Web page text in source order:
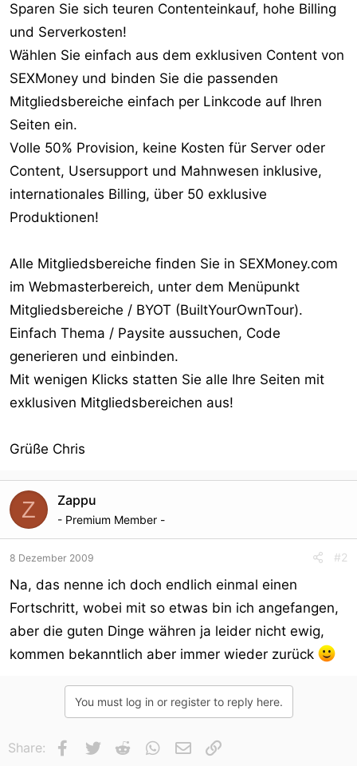
Sparen Sie sich teuren Contenteinkauf, hohe Billing
und Serverkosten!
Wählen Sie einfach aus dem exklusiven Content von
SEXMoney und binden Sie die passenden
Mitgliedsbereiche einfach per Linkcode auf Ihren
Seiten ein.
Volle 50% Provision, keine Kosten für Server oder
Content, Usersupport und Mahnwesen inklusive,
internationales Billing, über 50 exklusive
Produktionen!
Alle Mitgliedsbereiche finden Sie in SEXMoney.com
im Webmasterbereich, unter dem Menüpunkt
Mitgliedsbereiche / BYOT (BuiltYourOwnTour).
Einfach Thema / Paysite aussuchen, Code
generieren und einbinden.
Mit wenigen Klicks statten Sie alle Ihre Seiten mit
exklusiven Mitgliedsbereichen aus!
Grüße Chris
Z Zappu
- Premium Member -
8 Dezember 2009 #2
Na, das nenne ich doch endlich einmal einen
Fortschritt, wobei mit so etwas bin ich angefangen,
aber die guten Dinge währen ja leider nicht ewig,
kommen bekanntlich aber immer wieder zurück
You must log in or register to reply here.
Share: Facebook
Twitter Reddit WhatsApp
E-Mail